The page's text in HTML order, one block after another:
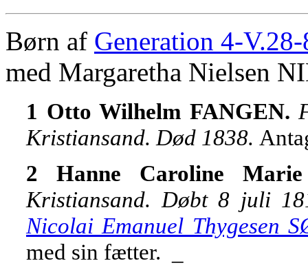
Børn af Generation 4-
med Margaretha Nielsen
1 Otto Wilhelm FANGEN.
Kristiansand. Død 1838.
2 Hanne Caroline
Kristiansand. Døbt 8 juli
Nicolai Emanuel Thygesen
med sin fætter. _